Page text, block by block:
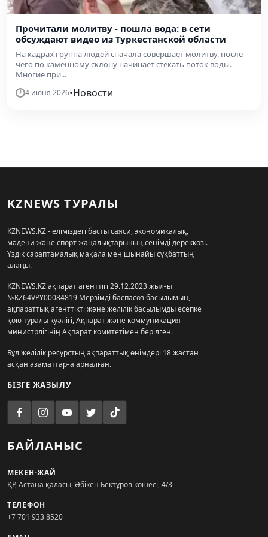
Прочитали молитву - пошла вода: в сети
обсуждают видео из Туркестанской области
На кадрах группа людей сначала совершает молитву, после
чего по каменному склону начинает стекать поток воды.
Многие при...
4 июня 2026•Новости
KZNEWS ТУРАЛЫ
KZNEWS.KZ - еліміздегі басты саяси, экономикалық,
мәдени және спорт жаңалықтарының сенімді дереккөзі.
Үздік сараптамалық мақала мен шынайы сұқбаттың
алаңы.
KZNEWS.KZ ақпарат агенттігі 29.12.2023 жылғы
№KZ64VPY00084819 Мерзімді баспасөз басылымын,
ақпараттық агенттікті және желілік басылымды есепке
қою туралы куәлігі, Ақпарат және коммуникация
министрлігінің Ақпарат комитетімен берілген.
Бұл желілік ресурстың ақпараттық өнімдері 18 жастан
асқан азаматтарға арналған.
БІЗГЕ ЖАЗЫЛУ
БАЙЛАНЫС
МЕКЕН-ЖАЙ
ҚР, Астана қаласы, Әбікен Бектұров көшесі, 4/3
ТЕЛЕФОН
+7 701 933 8520